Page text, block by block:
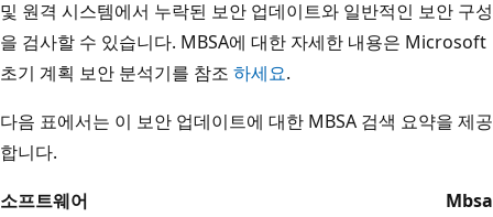
및 원격 시스템에서 누락된 보안 업데이트와 일반적인 보안 구성
을 검사할 수 있습니다. MBSA에 대한 자세한 내용은 Microsoft
초기 계획 보안 분석기를 참조 하세요.
다음 표에서는 이 보안 업데이트에 대한 MBSA 검색 요약을 제공
합니다.
소프트웨어
Mbsa